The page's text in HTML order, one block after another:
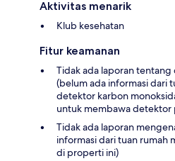
Aktivitas menarik
Klub kesehatan
Fitur keamanan
Tidak ada laporan
(belum ada informasi dari
detektor karbon
untuk membawa detektor
Tidak ada laporan
informasi dari tuan rumah
di properti ini)